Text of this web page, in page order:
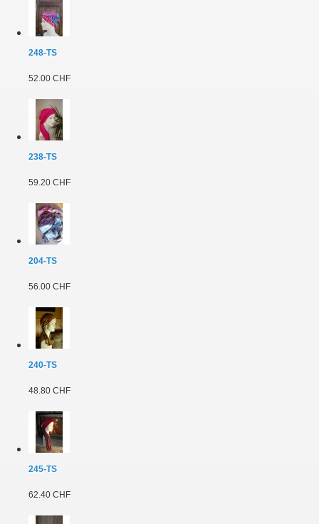
248-TS
52.00 CHF
238-TS
59.20 CHF
204-TS
56.00 CHF
240-TS
48.80 CHF
245-TS
62.40 CHF